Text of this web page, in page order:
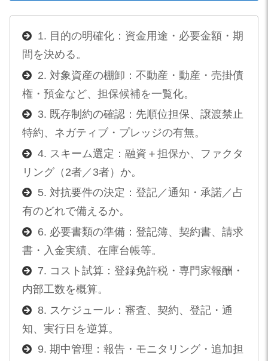
1. 目的の明確化：資金用途・必要金額・期
間を決める。
2. 対象資産の棚卸：不動産・動産・売掛債
権・預金など、担保候補を一覧化。
3. 既存制約の確認：先順位担保、譲渡禁止
特約、ネガティブ・プレッジの有無。
4. スキーム選定：融資＋担保か、ファクタ
リング（2者／3者）か。
5. 対抗要件の決定：登記／通知・承諾／占
有のどれで備えるか。
6. 必要書類の準備：登記簿、契約書、請求
書・入金実績、在庫台帳等。
7. コスト試算：登録免許税・専門家報酬・
内部工数を概算。
8. スケジュール：審査、契約、登記・通
知、実行日を逆算。
9. 期中管理：報告・モニタリング・追加担